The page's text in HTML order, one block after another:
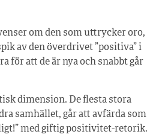
om den som uttrycker oro,
av den överdrivet ”positiva” i
för att de är nya och snabbt går
dimension. De flesta stora
samhället, går att avfärda som
med giftig positivitet-retorik.